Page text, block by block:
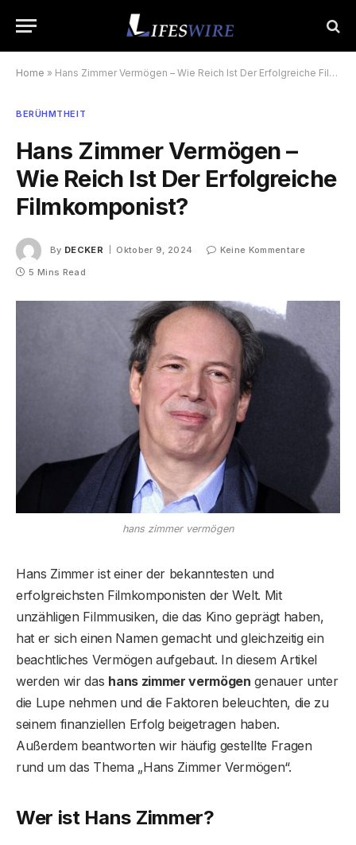
Home » Hans Zimmer Vermögen – Wie Reich Ist Der Erfolgreiche Filmkomponist?
BERÜHMTHEIT
Hans Zimmer Vermögen –
Wie Reich Ist Der Erfolgreiche
Filmkomponist?
By DECKER Oktober 9, 2024
Keine Kommentare
5 Mins Read
hans zimmer vermögen
Hans Zimmer ist einer der bekanntesten und
erfolgreichsten Filmkomponisten der Welt. Mit
unzähligen Filmmusiken, die das Kino geprägt haben,
hat er sich einen Namen gemacht und gleichzeitig ein
beachtliches Vermögen aufgebaut. In diesem Artikel
werden wir das hans zimmer vermögen genauer unter
die Lupe nehmen und die Faktoren beleuchten, die zu
seinem finanziellen Erfolg beigetragen haben.
Außerdem beantworten wir häufig gestellte Fragen
rund um das Thema „Hans Zimmer Vermögen“.
Wer ist Hans Zimmer?